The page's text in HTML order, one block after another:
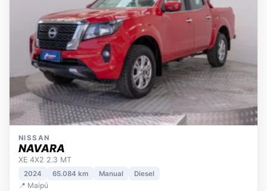
NISSAN
NAVARA
XE 4X2 2.3 MT
2024